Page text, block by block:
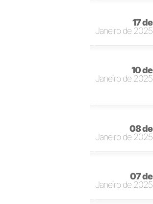
17 de
Janeiro de 2025
10 de
Janeiro de 2025
08 de
Janeiro de 2025
07 de
Janeiro de 2025